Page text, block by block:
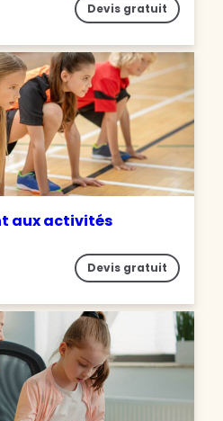
Devis gratuit
aux activités
Devis gratuit